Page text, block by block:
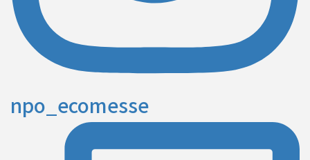
npo_ecomesse